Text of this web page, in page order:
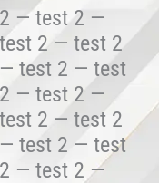
— test 2 —
2 — test 2
test 2 — test
— test 2 —
2 — test 2
test 2 — test
— test 2 —